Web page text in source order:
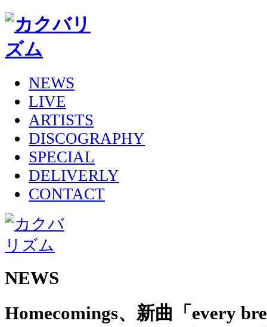
NEWS
LIVE
ARTISTS
DISCOGRAPHY
SPECIAL
DELIVERLY
CONTACT
NEWS
Homecomings、新曲「every